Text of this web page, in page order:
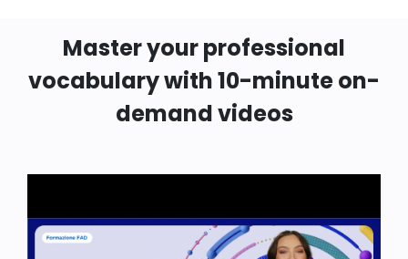
Master your professional
vocabulary with 10-minute on-
demand videos